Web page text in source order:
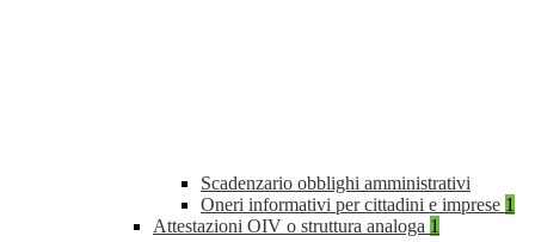
Scadenzario obblighi amministrativi
Oneri informativi per cittadini e imprese 1
Attestazioni OIV o struttura analoga 1